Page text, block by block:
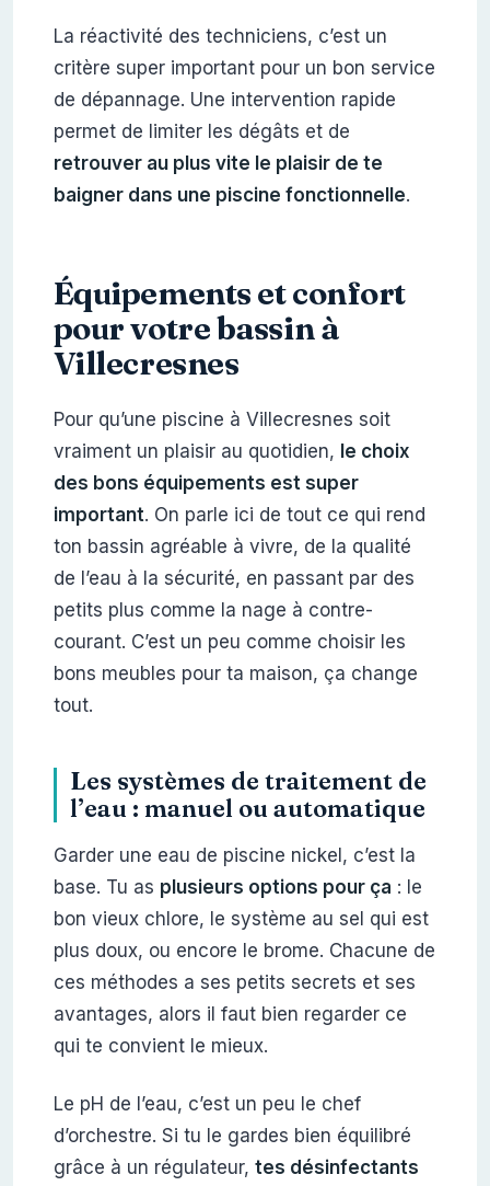
La réactivité des techniciens, c’est un
critère super important pour un bon service
de dépannage. Une intervention rapide
permet de limiter les dégâts et de
retrouver au plus vite le plaisir de te
baigner dans une piscine fonctionnelle.
Équipements et confort
pour votre bassin à
Villecresnes
Pour qu’une piscine à Villecresnes soit
vraiment un plaisir au quotidien, le choix
des bons équipements est super
important. On parle ici de tout ce qui rend
ton bassin agréable à vivre, de la qualité
de l’eau à la sécurité, en passant par des
petits plus comme la nage à contre-
courant. C’est un peu comme choisir les
bons meubles pour ta maison, ça change
tout.
Les systèmes de traitement de
l’eau : manuel ou automatique
Garder une eau de piscine nickel, c’est la
base. Tu as plusieurs options pour ça : le
bon vieux chlore, le système au sel qui est
plus doux, ou encore le brome. Chacune de
ces méthodes a ses petits secrets et ses
avantages, alors il faut bien regarder ce
qui te convient le mieux.
Le pH de l’eau, c’est un peu le chef
d’orchestre. Si tu le gardes bien équilibré
grâce à un régulateur, tes désinfectants